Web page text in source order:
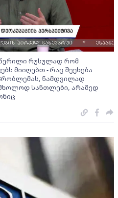
წერილი რუსულად რომ
მიიღებთ - რაც შეეხება
ნამდვილად
სანთლები, არამედ